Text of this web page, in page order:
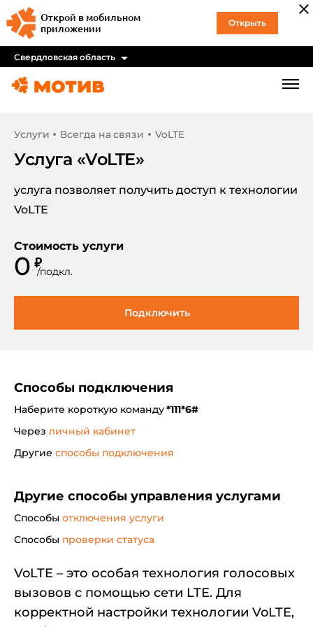
Открой в мобильном
приложении
Открыть
Свердловская область
Услуги Всегда на связи VoLTE
Услуга «VoLTE»
услуга позволяет получить доступ к технологии
VoLTE
Стоимость услуги
0 ₽
/подкл.
Подключить
Способы подключения
Наберите короткую команду*111*6#
Через личный кабинет
Другие способы подключения
Другие способы управления услугами
Способы отключения услуги
Способы проверки статуса
VoLTE – это особая технология голосовых
вызовов с помощью сети LTE. Для
корректной настройки технологии VoLTE,